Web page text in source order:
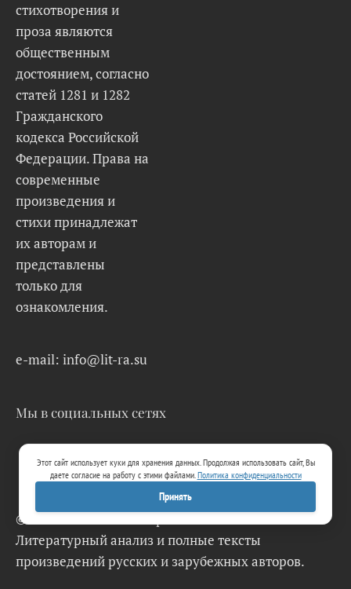
стихотворения и
проза являются
общественным
достоянием, согласно
статей 1281 и 1282
Гражданского
кодекса Российской
Федерации. Права на
современные
произведения и
стихи принадлежат
их авторам и
представлены
только для
ознакомления.
e-mail: info@lit-ra.su
Мы в социальных сетях
© 2026 Lit-Ra.su. Электронная библиотека.
Литературный анализ и полные тексты
произведений русских и зарубежных авторов.
Этот сайт использует куки для хранения данных. Продолжая использовать сайт, Вы
даете согласие на работу с этими файлами.Политика конфиденциальности
Принять